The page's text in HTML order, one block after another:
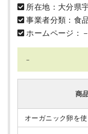
所在地：大分県
事業者分類：食
ホームページ：－
－
商
オーガニック卵を